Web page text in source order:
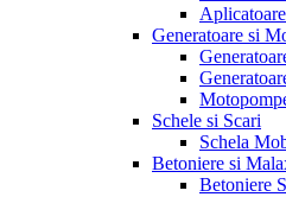
Generatoare si
Schele si Scari
Schela
Betoniere si
Betoniere